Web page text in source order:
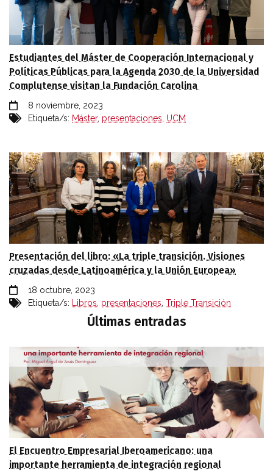
Estudiantes del Máster de Cooperación Internacional y
Políticas Públicas para la Agenda 2030 de la Universidad
Complutense visitan la Fundación Carolina
8 noviembre, 2023
Etiqueta/s: Máster, presentaciones UCM
Presentación del libro: «La triple transición. Visiones
cruzadas desde Latinoamérica y la Unión Europea»
18 octubre, 2023
Etiqueta/s:
Libros presentaciones Triple Transición
Últimas entradas
El Encuentro Empresarial Iberoamericano: una
importante herramienta de integración regional